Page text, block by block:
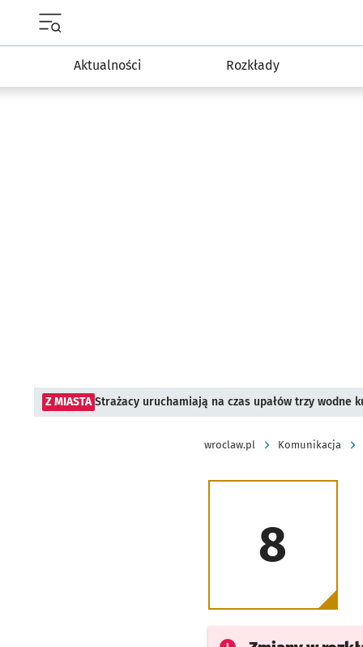
Aktualności Rozkłady
Z MIASTA Strażacy uruchamiają na czas upałów trzy wodne
wroclaw.pl Komunikacja
8